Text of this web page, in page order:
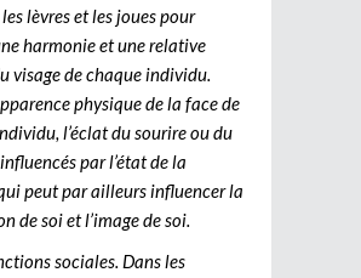
lèvres et les joues pour
harmonie et une relative
visage de chaque individu.
physique de la face de
l’éclat du sourire ou du
par l’état de la
peut par ailleurs influencer la
de soi et l’image de soi.
sociales. Dans les